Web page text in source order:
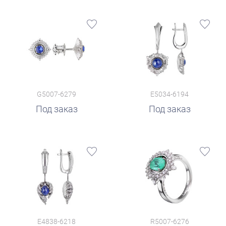
G5007-6279
Под заказ
E5034-6194
Под заказ
E4838-6218 R5007-6276